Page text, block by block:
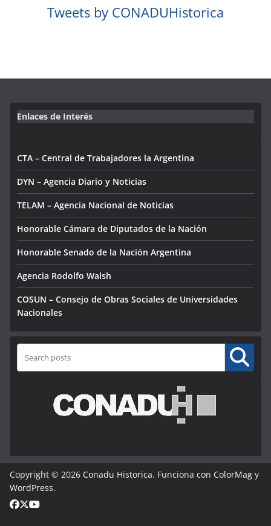
Tweets by CONADUHistorica
Enlaces de Interés
CTA – Central de Trabajadores la Argentina
DYN – Agencia Diario y Noticias
TELAM – Agencia Nacional de Noticias
Honorable Cámara de Diputados de la Nación
Honorable Senado de la Nación Argentina
Agencia Rodolfo Walsh
COSUN – Consejo de Obras Sociales de Universidades
Nacionales
Buscar
Copyright © 2026 Conadu Historica. Funciona con ColorMag y
WordPress.